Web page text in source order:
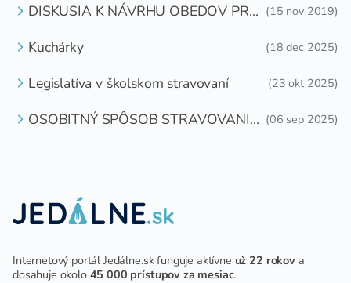
DISKUSIA K NÁVRHU OBEDOV PRE
(15 nov 2019)
Kuchárky (18 dec 2025)
Legislatíva v školskom stravovaní (23 okt 2025)
OSOBITNÝ SPÔSOB STRAVOVANIA (06 sep 2025)
Internetový portál Jedálne.sk funguje aktívne už 22 rokova
dosahuje okolo 45 000 prístupov za mesiac.